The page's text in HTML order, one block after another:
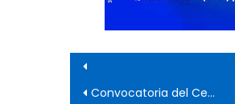
Navegación
Convocatoria del Centro Tradicionalista La Montonera